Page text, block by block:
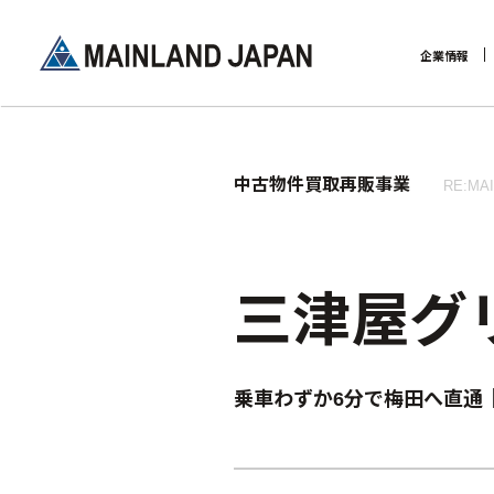
企業情報
中古物件買取再販事業
三津屋グ
乗車わずか6分で梅田へ直通